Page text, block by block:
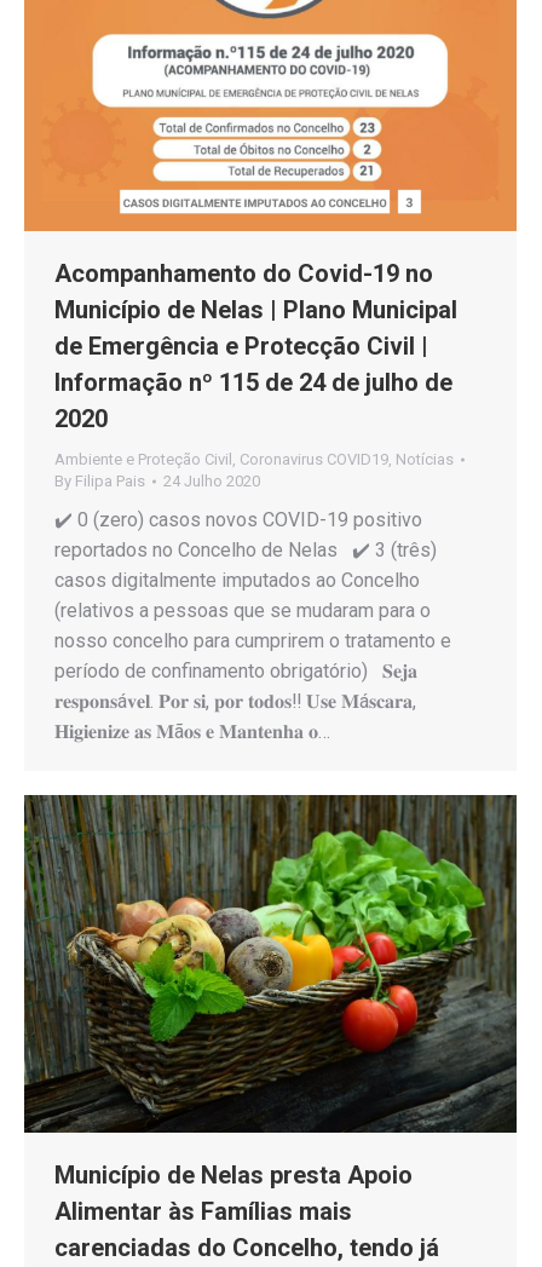
Acompanhamento do Covid-19 no
Município de Nelas | Plano Municipal
de Emergência e Protecção Civil |
Informação nº 115 de 24 de julho de
2020
Ambiente e Proteção Civil , Coronavirus COVID19, Notícias
By Filipa Pais 24 Julho 2020
✔️ 0 (zero) casos novos COVID-19 positivo
reportados no Concelho de Nelas ✔️ 3 (três)
casos digitalmente imputados ao Concelho
(relativos a pessoas que se mudaram para o
nosso concelho para cumprirem o tratamento e
período de confinamento obrigatório) 𝐒𝐞𝐣𝐚
𝐫𝐞𝐬𝐩𝐨𝐧𝐬á𝐯𝐞𝐥. 𝐏𝐨𝐫 𝐬𝐢, 𝐩𝐨𝐫 𝐭𝐨𝐝𝐨𝐬‼️ 𝐔𝐬𝐞 𝐌á𝐬𝐜𝐚𝐫𝐚,
𝐇𝐢𝐠𝐢𝐞𝐧𝐢𝐳𝐞 𝐚𝐬 𝐌ã𝐨𝐬 𝐞 𝐌𝐚𝐧𝐭𝐞𝐧𝐡𝐚 𝐨…
Município de Nelas presta Apoio
Alimentar às Famílias mais
carenciadas do Concelho, tendo já